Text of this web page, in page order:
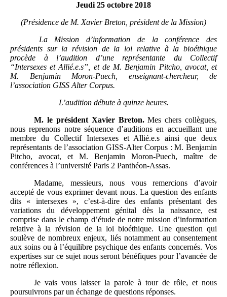
Jeudi 25 octobre 2018
(Présidence de M. Xavier Breton , président de la Mission)
La Missiond’information de la conférence des
présidents sur la révision de la loi relative à la bioéthique
procède à
l’audition d’une représentante du Collectif
“Intersexes et Allié.e.s” et de M. Benjamin Pitcho, avocat, et
M.
Benjamin Moron-Puech, enseignant-chercheur, de
l’association GISS Alter Corpus.
L’audition débuteà quinze heures.
M. le président Xavier Breton. Mes chers collègues,
nous reprenons notre séquence d’auditions en accueillant une
membre du Collectif Intersexes et Allié.e.s ainsi que deux
représentants de l’association GISS-Alter Corpus : M. Benjamin
Pitcho, avocat, et M. Benjamin Moron-Puech, maître de
conférences à l’université Paris 2 Panthéon-Assas.
Madame, messieurs, nous vous remercions d’avoir
accepté de vous exprimer devant nous. La question des enfants
dits « intersexes », c’est-à-dire des enfants présentant des
variations du développement génital dès la naissance, est
comprise dans le champ d’étude de notre mission d’information
relative à la révision de la loi bioéthique. Une question qui
soulève de nombreux enjeux, liés notamment au consentement
aux soins ou à l’équilibre psychique des enfants concernés. Vos
expertises sur ce sujet nous seront bénéfiques pour l’avancée de
notre réflexion.
Je vais vous laisser la parole à tour de rôle, et nous
poursuivrons par un échange de questions réponses.